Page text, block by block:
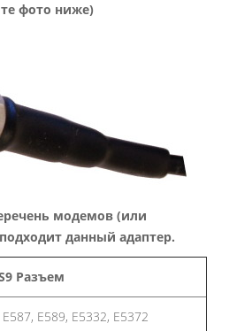
фото ниже)
модемов (или
данный адаптер.
Разъем
E589, E5332, E5372